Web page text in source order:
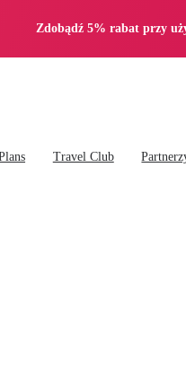
Zdobądź 5% rabat przy
Travel Club